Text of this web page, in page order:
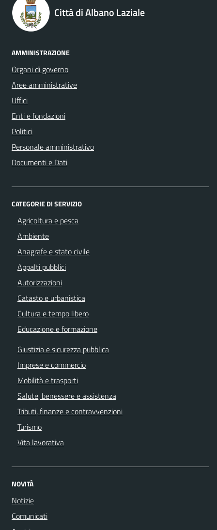
Città di Albano Laziale
AMMINISTRAZIONE
Organi di governo
Aree amministrative
Uffici
Enti e fondazioni
Politici
Personale amministrativo
Documenti e Dati
CATEGORIE DI SERVIZIO
Agricoltura e pesca
Ambiente
Anagrafe e stato civile
Appalti pubblici
Autorizzazioni
Catasto e urbanistica
Cultura e tempo libero
Educazione e formazione
Giustizia e sicurezza pubblica
Imprese e commercio
Mobilità e trasporti
Salute, benessere e assistenza
Tributi, finanze e contravvenzioni
Turismo
Vita lavorativa
NOVITÀ
Notizie
Comunicati